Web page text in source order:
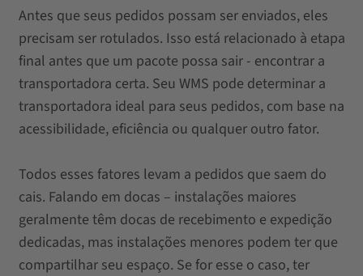
Antes que seus pedidos possam ser enviados, eles
precisam ser rotulados. Isso está relacionado à etapa
final antes que um pacote possa sair - encontrar a
transportadora certa. Seu WMS pode determinar a
transportadora ideal para seus pedidos, com base na
acessibilidade, eficiência ou qualquer outro fator.
Todos esses fatores levam a pedidos que saem do
cais. Falando em docas – instalações maiores
geralmente têm docas de recebimento e expedição
dedicadas, mas instalações menores podem ter que
compartilhar seu espaço. Se for esse o caso, ter